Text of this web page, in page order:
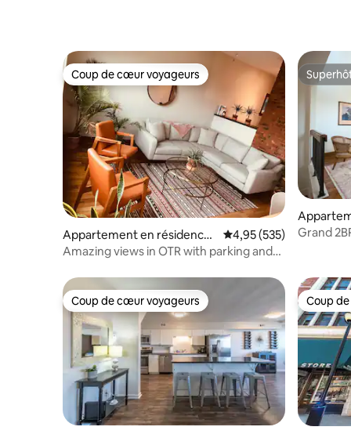
Coup de cœur voyageurs
Coup de cœur voyageurs
Appartement en résidence ⋅
Cincinnati
Évaluation moyenne
4,95 (535)
Amazing views in OTR with parking and
Cincinnati
Grand
Coup de cœur voyageurs
Coup de cœur voyageurs Coup
Coup